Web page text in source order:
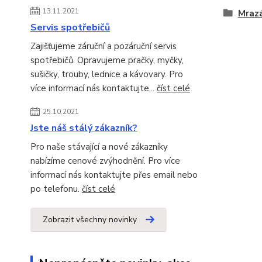
13.11.2021
Servis spotřebičů
Zajišťujeme záruční a pozáruční servis
spotřebičů. Opravujeme pračky, myčky,
sušičky, trouby, lednice a kávovary. Pro
více informací nás kontaktujte... číst celé
25.10.2021
Jste náš stálý zákazník?
Pro naše stávající a nové zákazníky
nabízíme cenové zvýhodnění. Pro více
informací nás kontaktujte přes email nebo
po telefonu. číst celé
Zobrazit všechny novinky